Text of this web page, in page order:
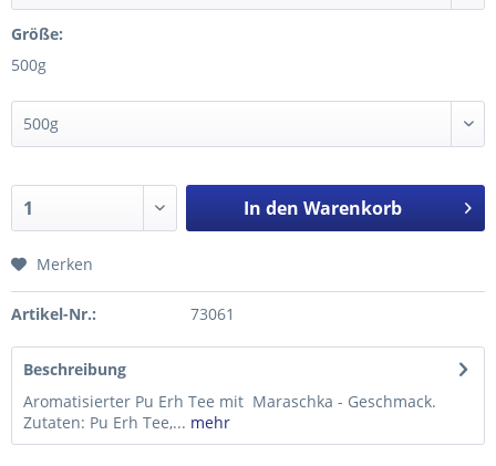
Größe:
500g
In den Warenkorb
Merken
Artikel-Nr.: 73061
Beschreibung
Aromatisierter Pu Erh Tee mit Maraschka - Geschmack.
Zutaten: Pu Erh Tee,... mehr